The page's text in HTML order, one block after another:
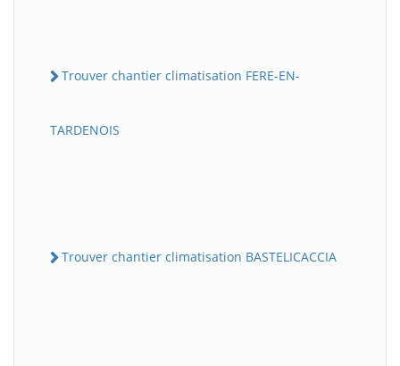
Trouver chantier climatisation FERE-EN-
TARDENOIS
Trouver chantier climatisation BASTELICACCIA